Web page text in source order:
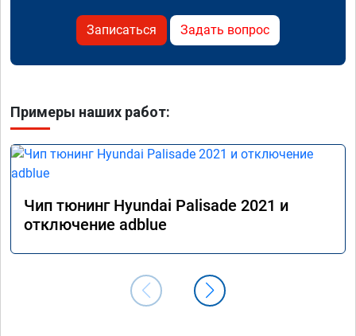
Записаться Задать вопрос
Примеры наших работ:
Чип тюнинг Hyundai Palisade 2021 и
отключение adblue